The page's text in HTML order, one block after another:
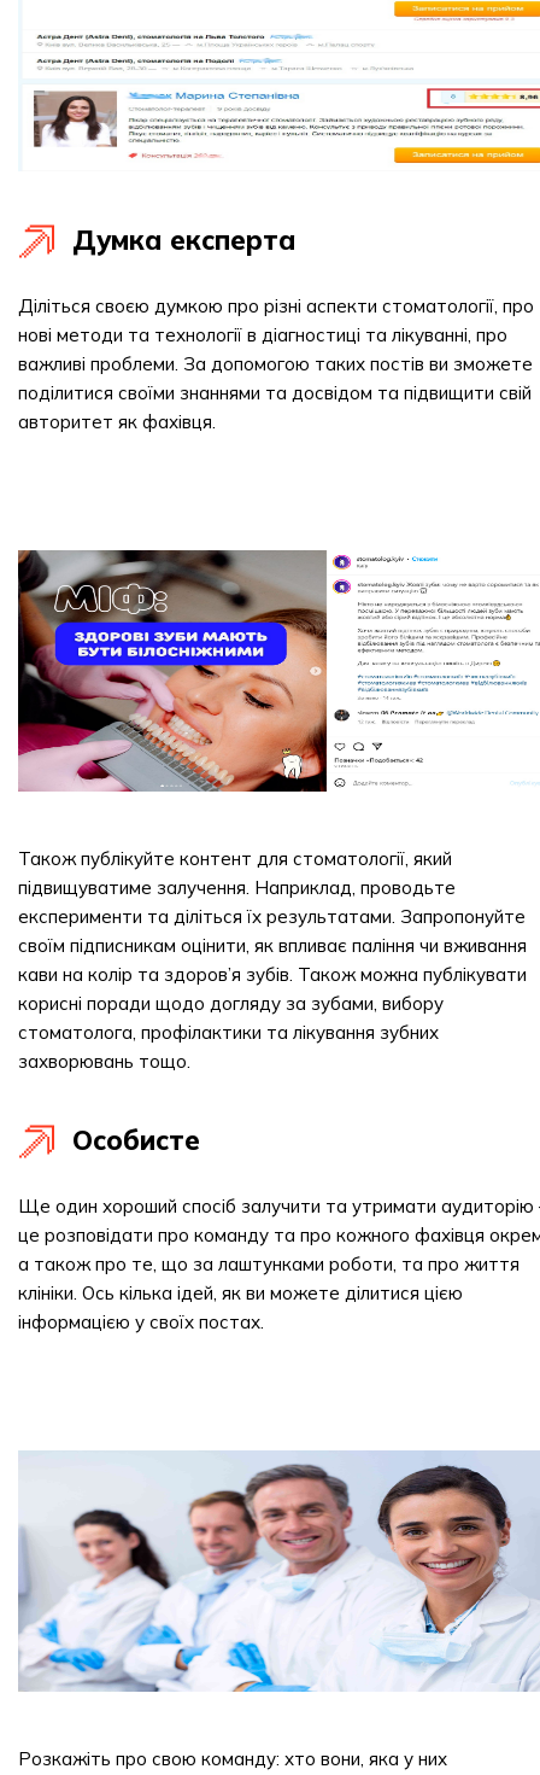
Думка експерта
Діліться своєю думкою про різні аспекти стоматології, про
нові методи та технології в діагностиці та лікуванні, про
важливі проблеми. За допомогою таких постів ви зможете
поділитися своїми знаннями та досвідом та підвищити свій
авторитет як фахівця.
Також публікуйте контент для стоматології, який
підвищуватиме залучення. Наприклад, проводьте
експерименти та діліться їх результатами. Запропонуйте
своїм підписникам оцінити, як впливає паління чи вживання
кави на колір та здоров’я зубів. Також можна публікувати
корисні поради щодо догляду за зубами, вибору
стоматолога, профілактики та лікування зубних
захворювань тощо.
Особисте
Ще один хороший спосіб залучити та утримати
це розповідати про команду та про кожного фахівця
а також про те, що за лаштунками роботи, та про життя
клініки. Ось кілька ідей, як ви можете ділитися цією
інформацією у своїх постах.
Розкажіть про свою команду: хто вони, яка у них